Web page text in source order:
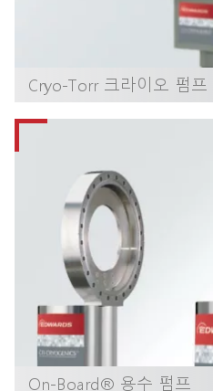
Cryo-Torr 크라이오 펌프
On-Board® 용수 펌프